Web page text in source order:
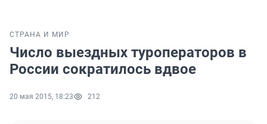
СТРАНА И МИР
Число выездных туроператоров в
России сократилось вдвое
20 мая 2015, 18:23 212